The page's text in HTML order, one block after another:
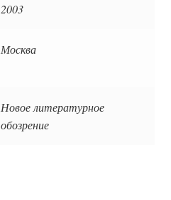
2003
Москва
Новое литературное
обозрение